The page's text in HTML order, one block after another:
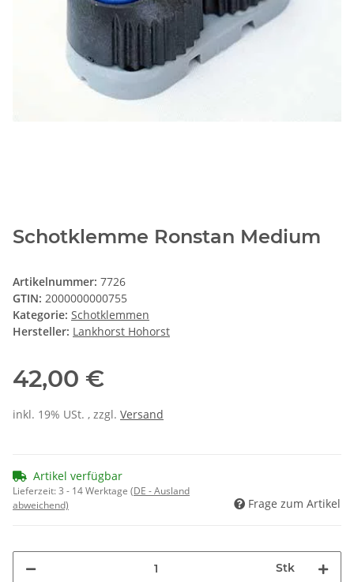
Schotklemme Ronstan Medium
Artikelnummer: 7726
GTIN: 2000000000755
Kategorie: Schotklemmen
Hersteller: Lankhorst Hohorst
42,00 €
inkl. 19% USt. , zzgl. Versand
Artikel verfügbar
Lieferzeit:3 - 14 Werktage (DE - Ausland
abweichend)
Frage zum Artikel
Stk